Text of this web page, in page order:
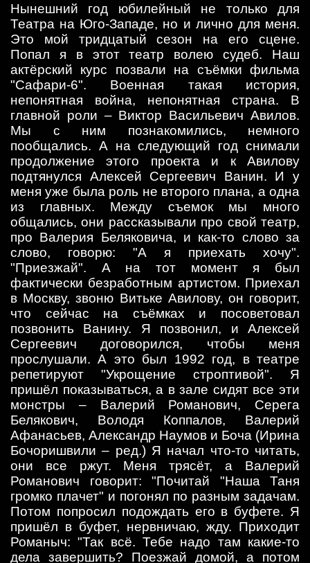
Нынешний год юбилейный не только для
Театра на Юго-Западе, но и лично для меня.
Это мой тридцатый сезон на его сцене.
Попал я в этот театр волею судеб. Наш
актёрский курс позвали на съёмки фильма
"Сафари-6". Военная такая история,
непонятная война, непонятная страна. В
главной роли – Виктор Васильевич Авилов.
Мы с ним познакомились, немного
пообщались. А на следующий год снимали
продолжение этого проекта и к Авилову
подтянулся Алексей Сергеевич Ванин. И у
меня уже была роль не второго плана, а одна
из главных. Между съемок мы много
общались, они рассказывали про свой театр,
про Валерия Беляковича, и как-то слово за
слово, говорю: "А я приехать хочу".
"Приезжай". А на тот момент я был
фактически безработным артистом. Приехал
в Москву, звоню Витьке Авилову, он говорит,
что сейчас на съёмках и посоветовал
позвонить Ванину. Я позвонил, и Алексей
Сергеевич договорился, чтобы меня
прослушали. А это был 1992 год, в театре
репетируют "Укрощение строптивой". Я
пришёл показываться, а в зале сидят все эти
монстры – Валерий Романович, Серега
Белякович, Володя Коппалов, Валерий
Афанасьев, Александр Наумов и Боча (Ирина
Бочоришвили – ред.) Я начал что-то читать,
они все ржут. Меня трясёт, а Валерий
Романович говорит: "Почитай "Наша Таня
громко плачет" и погонял по разным задачам.
Потом попросил подождать его в буфете. Я
пришёл в буфет, нервничаю, жду. Приходит
Романыч: "Так всё. Тебе надо там какие-то
дела завершить? Поезжай домой, а потом